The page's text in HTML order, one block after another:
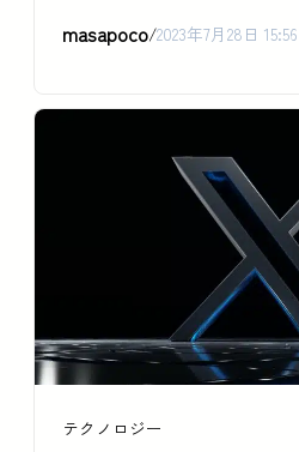
masapoco/2023年7月28日 15:56
テクノロジー